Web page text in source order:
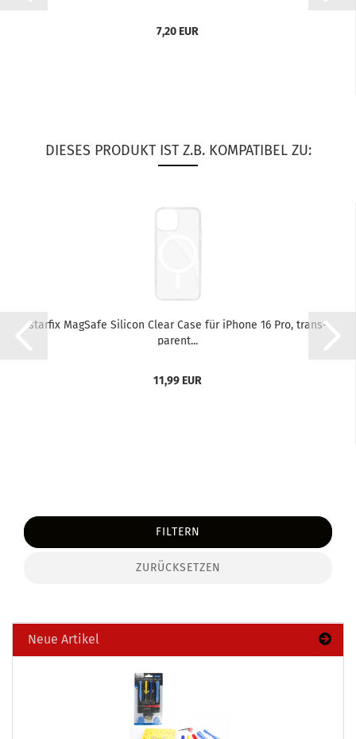
7,20 EUR
DIESES PRODUKT IST Z.B. KOMPATIBEL ZU:
star­fix MagSafe Si­li­con Clear Case für iPho­ne 16 Pro, trans­
pa­rent...
11,99 EUR
FILTERN
ZURÜCKSETZEN
Neue Artikel